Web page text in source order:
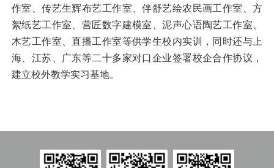
作室、传艺生辉布艺工作室、伴舒艺绘农民画工作室、方
絮纸艺工作室、营匠数字建模室、泥声心语陶艺工作室、
木艺工作室、直播工作室等供学生校内实训，同时还与上
海、江苏、广东等二十多家对口企业签署校企合作协议，
建立校外教学实习基地。